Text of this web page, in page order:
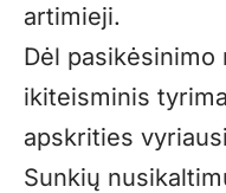
artimieji.
Dėl
ikiteisminis
apskrities
Sunkių